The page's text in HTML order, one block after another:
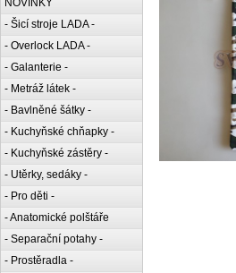
NOVINKY
- Šicí stroje LADA -
- Overlock LADA -
- Galanterie -
- Metráž látek -
- Bavlněné šátky -
- Kuchyňské chňapky -
- Kuchyňské zástěry -
- Utěrky, sedáky -
- Pro děti -
- Anatomické polštáře
- Separační potahy -
- Prostěradla -